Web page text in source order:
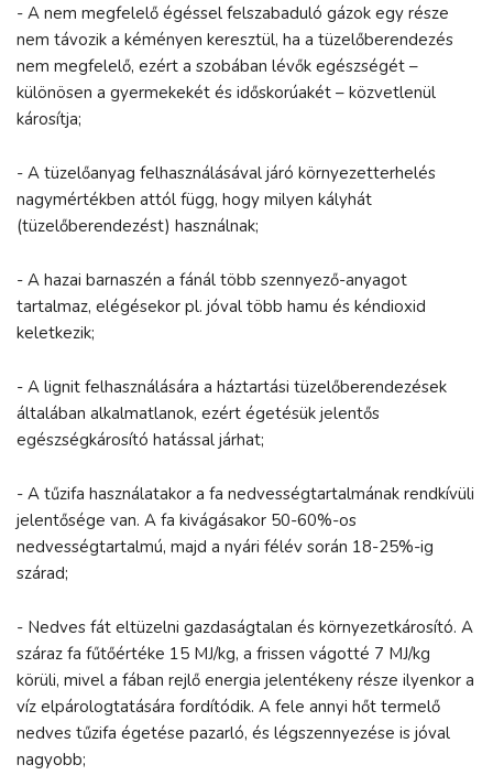
- A nem megfelelő égéssel felszabaduló gázok egy része
nem távozik a kéményen keresztül, ha a tüzelőberendezés
nem megfelelő, ezért a szobában lévők egészségét –
különösen a gyermekekét és időskorúakét – közvetlenül
károsítja;
- A tüzelőanyag felhasználásával járó környezetterhelés
nagymértékben attól függ, hogy milyen kályhát
(tüzelőberendezést) használnak;
- A hazai barnaszén a fánál több szennyező-anyagot
tartalmaz, elégésekor pl. jóval több hamu és kéndioxid
keletkezik;
- A lignit felhasználására a háztartási tüzelőberendezések
általában alkalmatlanok, ezért égetésük jelentős
egészségkárosító hatással járhat;
- A tűzifa használatakor a fa nedvességtartalmának rendkívüli
jelentősége van. A fa kivágásakor 50-60%-os
nedvességtartalmú, majd a nyári félév során 18-25%-ig
szárad;
- Nedves fát eltüzelni gazdaságtalan és környezetkárosító. A
száraz fa fűtőértéke 15 MJ/kg, a frissen vágotté 7 MJ/kg
körüli, mivel a fában rejlő energia jelentékeny része ilyenkor a
víz elpárologtatására fordítódik. A fele annyi hőt termelő
nedves tűzifa égetése pazarló, és légszennyezése is jóval
nagyobb;